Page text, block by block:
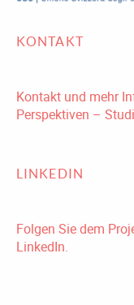
KONTAKT
Kontakt und mehr
Perspektiven –
LINKEDIN
Folgen Sie dem
LinkedIn.